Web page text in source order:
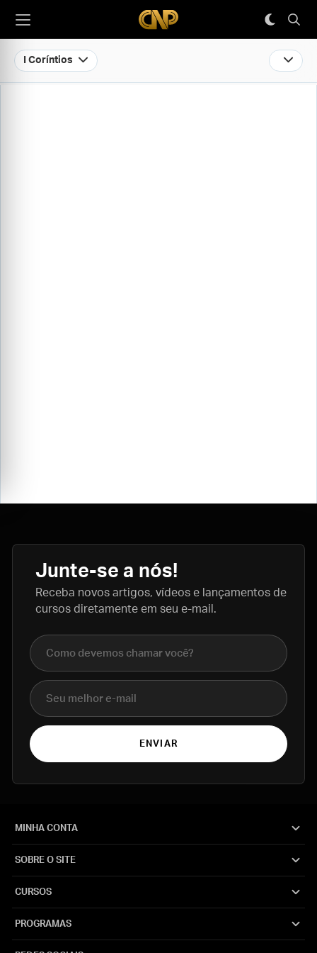
I Coríntios
Junte-se a nós!
Receba novos artigos, vídeos e lançamentos de
cursos diretamente em seu e-mail.
Nome completo
E-mail
ENVIAR
MINHA CONTA
SOBRE O SITE
CURSOS
PROGRAMAS